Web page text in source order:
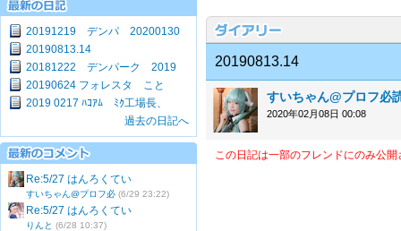
20191219 デンパ 20200130
20190813.14
20181222 デンパーク 2019
20190624 フォレスタ こと
2019 0217 ﾊｺｱﾑ ﾐｸ工場長、
過去の日記へ
Re:5/27 はんろくてい
すいちゃん@プロフ必 (6/29 23:22)
Re:5/27 はんろくてい
りんと (6/28 10:37)
20190813.14
すいちゃん@プロフ必
2020年02月08日 00:08
この日記は一部のフレンドにのみ公